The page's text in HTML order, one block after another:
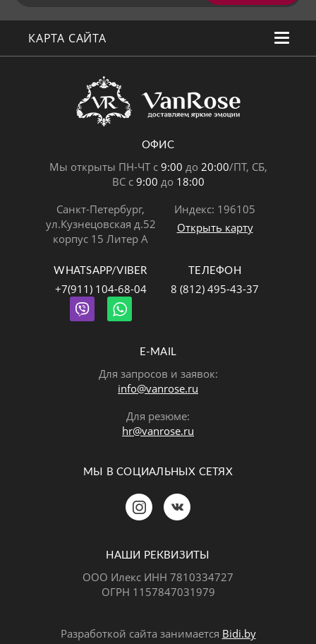
КАРТА САЙТА
ОФИС
Мы открыты ПН-ЧТ с 9:00 до 20:00/ПТ, СБ,
ВС с 9:00 до 18:00
Санкт-Петербург,
ул.Кузнецовская д.52
корпус 15 Литер А
Индекс: 196105
Открыть карту
WHATSAPP/VIBER
+7(911) 104-68-04
ТЕЛЕФОН
8 (812) 495-43-37
E-MAIL
Для запросов и заявок:
info@vanrose.ru
Для резюме:
hr@vanrose.ru
МЫ В СОЦИАЛЬНЫХ СЕТЯХ
НАШИ РЕКВИЗИТЫ
ООО Илекс ИНН 7810334727
ОГРН 1157847031979
Разработкой сайта занимается Bidi.by
Позвонить Telegram